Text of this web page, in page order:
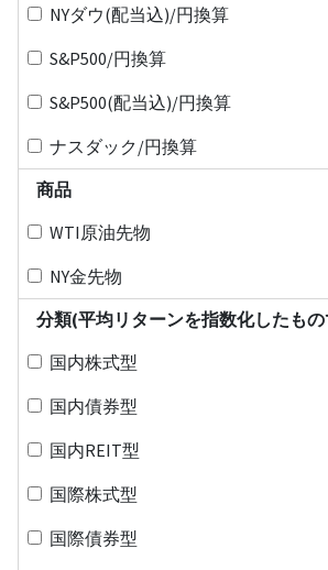
NYダウ(配当込)/円換算
S&P500/円換算
S&P500(配当込)/円換算
ナスダック/円換算
商品
WTI原油先物
NY金先物
分類(平均リターンを指数化したも
国内株式型
国内債券型
国内REIT型
国際株式型
国際債券型